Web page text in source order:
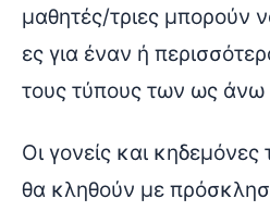
μαθητές/τριες μπορούν
ες για έναν ή
τους τύπους των ως άνω
Οι γονείς και
θα κληθούν με